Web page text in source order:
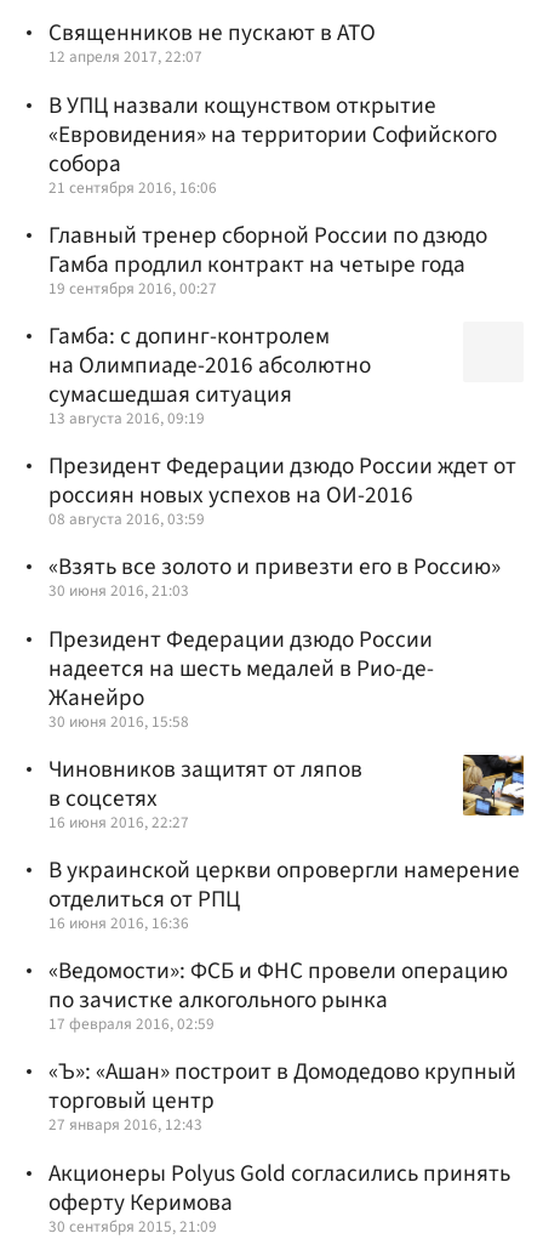
Священников не пускают в АТО
12 апреля 2017, 22:07
В УПЦ назвали кощунством открытие
«Евровидения» на территории Софийского
собора
21 сентября 2016, 16:06
Главный тренер сборной России по дзюдо
Гамба продлил контракт на четыре года
19 сентября 2016, 00:27
Гамба: с допинг-контролем
на Олимпиаде-2016 абсолютно
сумасшедшая ситуация
13 августа 2016, 09:19
Президент Федерации дзюдо России ждет от
россиян новых успехов на ОИ-2016
08 августа 2016, 03:59
«Взять все золото и привезти его в Россию»
30 июня 2016, 21:03
Президент Федерации дзюдо России
надеется на шесть медалей в Рио-де-
Жанейро
30 июня 2016, 15:58
Чиновников защитят от ляпов
в соцсетях
16 июня 2016, 22:27
В украинской церкви опровергли намерение
отделиться от РПЦ
16 июня 2016, 16:36
«Ведомости»: ФСБ и ФНС провели операцию
по зачистке алкогольного рынка
17 февраля 2016, 02:59
«Ъ»: «Ашан» построит в Домодедово крупный
торговый центр
27 января 2016, 12:43
Акционеры Polyus Gold согласились принять
оферту Керимова
30 сентября 2015, 21:09